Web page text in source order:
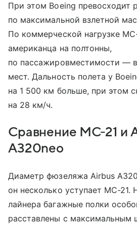
При этом Boeing превосходит
по максимальной взлетной
По коммерческой нагрузке
американца на полтонны,
по пассажировместимости —
мест. Дальность полета у
на 1 500 км больше, при этом
на 28 км/ч.
Сравнение МС-21 и
A320neo
Диаметр фюзеляжа Airbus
он несколько уступает МС-21.
лайнера багажные полки
расставлены с максимальным